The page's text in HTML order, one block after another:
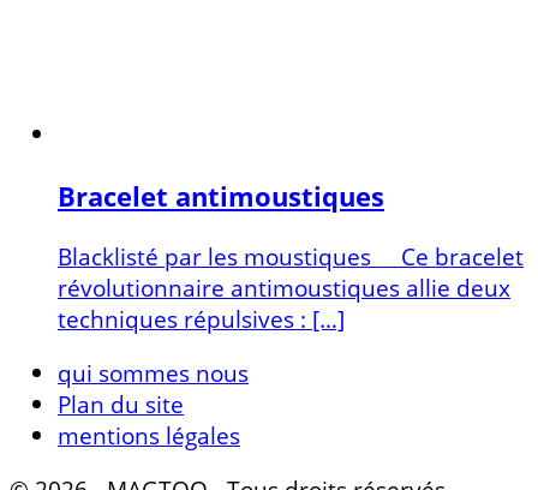
Bracelet antimoustiques
Blacklisté par les moustiques Ce bracelet
révolutionnaire antimoustiques allie deux
techniques répulsives : […]
qui sommes nous
Plan du site
mentions légales